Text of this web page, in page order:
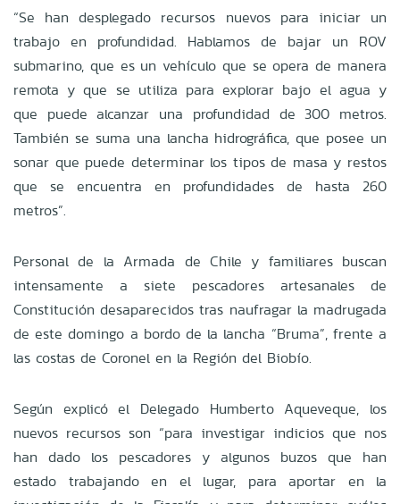
“Se han desplegado recursos nuevos para iniciar un
trabajo en profundidad. Hablamos de bajar un ROV
submarino, que es un vehículo que se opera de manera
remota y que se utiliza para explorar bajo el agua y
que puede alcanzar una profundidad de 300 metros.
También se suma una lancha hidrográfica, que posee un
sonar que puede determinar los tipos de masa y restos
que se encuentra en profundidades de hasta 260
metros”.
Personal de la Armada de Chile y familiares buscan
intensamente a siete pescadores artesanales de
Constitución desaparecidos tras naufragar la madrugada
de este domingo a bordo de la lancha “Bruma”, frente a
las costas de Coronel en la Región del Biobío.
Según explicó el Delegado Humberto Aqueveque, los
nuevos recursos son “para investigar indicios que nos
han dado los pescadores y algunos buzos que han
estado trabajando en el lugar, para aportar en la